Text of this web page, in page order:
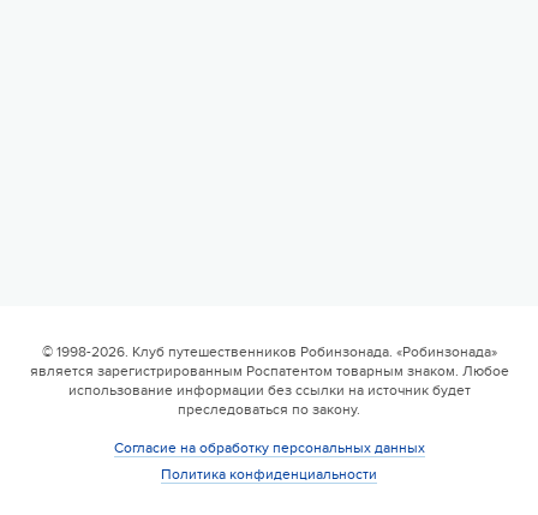
Валдайская Робинзонада. Классик (домики)
17 августа 2026
© 1998-2026. Клуб путешественников Робинзонада. «Робинзонада»
является зарегистрированным Роспатентом товарным знаком. Любое
использование информации без ссылки на источник будет
преследоваться по закону.
Согласие на обработку персональных данных
Политика конфиденциальности